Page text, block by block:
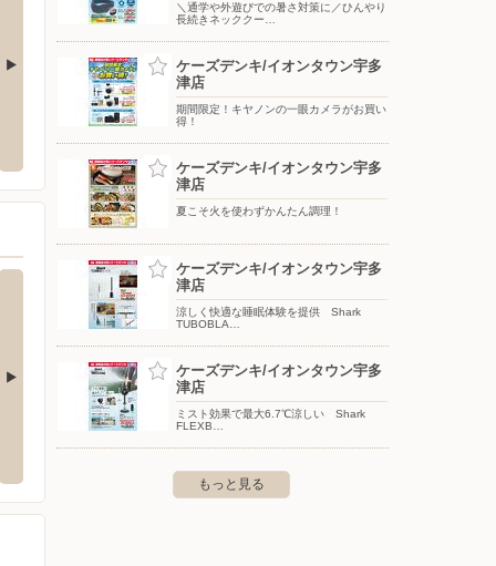
村町字平池883
タマホーム/丸亀営業所
〒763-0071 香川県丸亀市田村町791-1
勝間1640
ケーズデンキ/児島店
＼通学や外遊びでの暑さ対策に／ひんやり
長続きネッククー…
ケーズデンキ/イオンタウン宇多
津店
期間限定！キヤノンの一眼カメラがお買い
得！
ケーズデンキ/イオンタウン宇多
津店
夏こそ火を使わずかんたん調理！
ケーズデンキ/イオンタウン宇多
津店
涼しく快適な睡眠体験を提供 Shark
TUBOBLA…
ケーズデンキ/イオンタウン宇多
津店
ミスト効果で最大6.7℃涼しい Shark
FLEXB…
もっと見る